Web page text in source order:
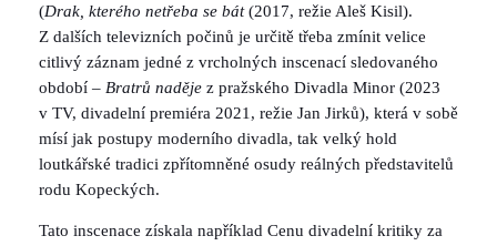
(Drak, kterého netřeba se bát(2017, režie Aleš Kisil).
Z dalších televizních počinů je určitě třeba zmínit velice
citlivý záznam jedné z vrcholných inscenací sledovaného
období – Bratrů nadějez pražského Divadla Minor (2023
v TV, divadelní premiéra 2021, režie Jan Jirků), která v sobě
mísí jak postupy moderního divadla, tak velký hold
loutkářské tradici zpřítomněné osudy reálných představitelů
rodu Kopeckých.
Tato inscenace získala například Cenu divadelní kritiky za